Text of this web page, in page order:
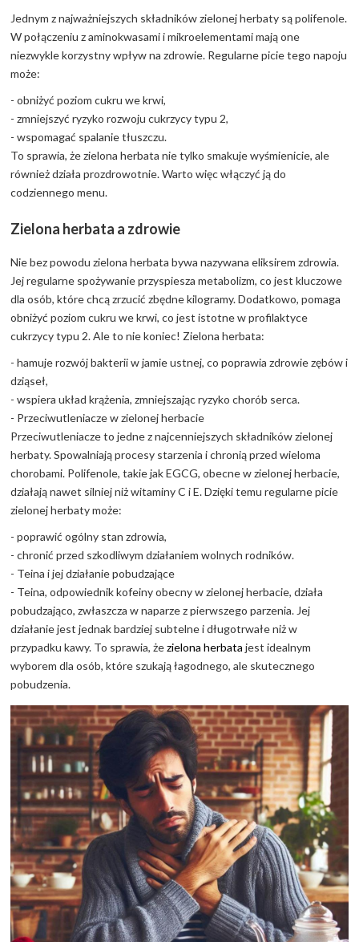
Jednym z najważniejszych składników zielonej herbaty są polifenole.
W połączeniu z aminokwasami i mikroelementami mają one
niezwykle korzystny wpływ na zdrowie. Regularne picie tego napoju
może:
- obniżyć poziom cukru we krwi,
- zmniejszyć ryzyko rozwoju cukrzycy typu 2,
- wspomagać spalanie tłuszczu.
To sprawia, że zielona herbata nie tylko smakuje wyśmienicie, ale
również działa prozdrowotnie. Warto więc włączyć ją do
codziennego menu.
Zielona herbata a zdrowie
Nie bez powodu zielona herbata bywa nazywana eliksirem zdrowia.
Jej regularne spożywanie przyspiesza metabolizm, co jest kluczowe
dla osób, które chcą zrzucić zbędne kilogramy. Dodatkowo, pomaga
obniżyć poziom cukru we krwi, co jest istotne w profilaktyce
cukrzycy typu 2. Ale to nie koniec! Zielona herbata:
- hamuje rozwój bakterii w jamie ustnej, co poprawia zdrowie zębów i
dziąseł,
- wspiera układ krążenia, zmniejszając ryzyko chorób serca.
- Przeciwutleniacze w zielonej herbacie
Przeciwutleniacze to jedne z najcenniejszych składników zielonej
herbaty. Spowalniają procesy starzenia i chronią przed wieloma
chorobami. Polifenole, takie jak EGCG, obecne w zielonej herbacie,
działają nawet silniej niż witaminy C i E. Dzięki temu regularne picie
zielonej herbaty może:
- poprawić ogólny stan zdrowia,
- chronić przed szkodliwym działaniem wolnych rodników.
- Teina i jej działanie pobudzające
- Teina, odpowiednik kofeiny obecny w zielonej herbacie, działa
pobudzająco, zwłaszcza w naparze z pierwszego parzenia. Jej
działanie jest jednak bardziej subtelne i długotrwałe niż w
przypadku kawy. To sprawia, żezielona herbata jest idealnym
wyborem dla osób, które szukają łagodnego, ale skutecznego
pobudzenia.